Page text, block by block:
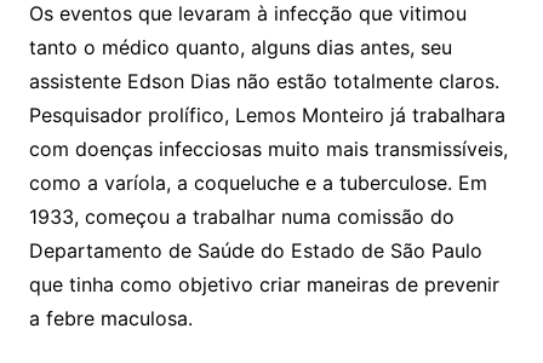
Os eventos que levaram à infecção que vitimou
tanto o médico quanto, alguns dias antes, seu
assistente Edson Dias não estão totalmente claros.
Pesquisador prolífico, Lemos Monteiro já trabalhara
com doenças infecciosas muito mais transmissíveis,
como a varíola, a coqueluche e a tuberculose. Em
1933, começou a trabalhar numa comissão do
Departamento de Saúde do Estado de São Paulo
que tinha como objetivo criar maneiras de prevenir
a febre maculosa.